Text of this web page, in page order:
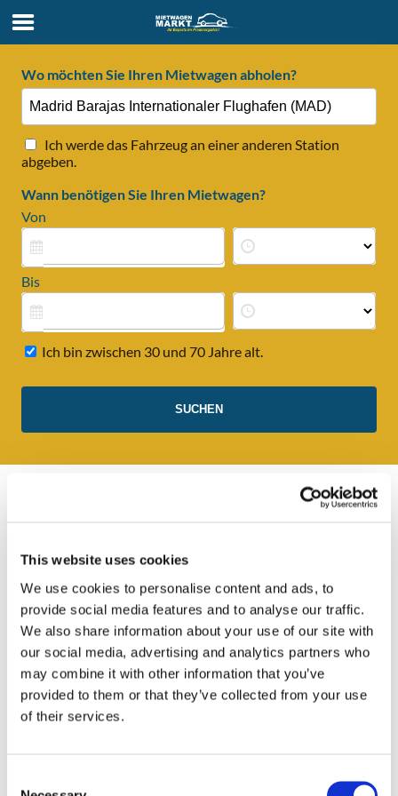
This website uses cookies
We use cookies to personalise content and ads, to
provide social media features and to analyse our traffic.
We also share information about your use of our site with
our social media, advertising and analytics partners who
may combine it with other information that you’ve
provided to them or that they’ve collected from your use
of their services.
Wo möchten Sie Ihren Mietwagen abholen?
Ich werde das Fahrzeug an einer anderen Station
abgeben.
Wann benötigen Sie Ihren Mietwagen?
Von
Bis
Ich bin zwischen 30 und 70 Jahre alt.